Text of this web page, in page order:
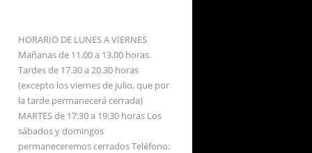
HORARIO DE LUNES A VIERNES
Mañanas de 11.00 a 13.00 horas.
Tardes de 17.30 a 20.30 horas
(excepto los viernes de julio, que por
la tarde permanecerá cerrada)
MARTES de 17:30 a 19:30 horas Los
sábados y domingos
permaneceremos cerrados Teléfono: